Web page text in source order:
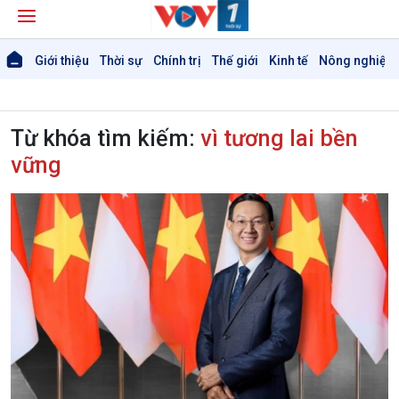
Giới thiệu Thời sự Chính trị Thế giới Kinh tế Nông nghiệp
Thời sự 6h
Thời sự 12h
Thời sự 18h
Thời sự 21h30
Bản tin
Chuyên mục
Theo dòng Thời sự
Chính trị
Thế giới
Từ khóa tìm kiếm: vì tương lai bền
vững